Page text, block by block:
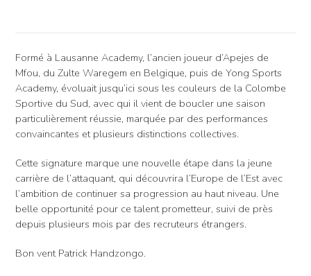
Formé à Lausanne Academy, l’ancien joueur d’Apejes de
Mfou, du Zulte Waregem en Belgique, puis de Yong Sports
Academy, évoluait jusqu’ici sous les couleurs de la Colombe
Sportive du Sud, avec qui il vient de boucler une saison
particulièrement réussie, marquée par des performances
convaincantes et plusieurs distinctions collectives.
Cette signature marque une nouvelle étape dans la jeune
carrière de l’attaquant, qui découvrira l’Europe de l’Est avec
l’ambition de continuer sa progression au haut niveau. Une
belle opportunité pour ce talent prometteur, suivi de près
depuis plusieurs mois par des recruteurs étrangers.
Bon vent Patrick Handzongo.